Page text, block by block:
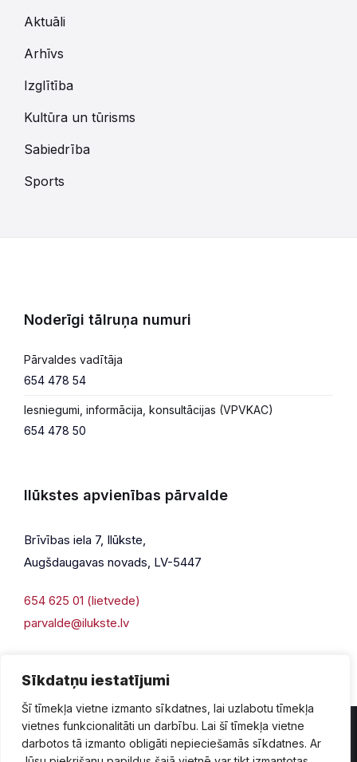
Sīkdatņu iestatījumi
Šī tīmekļa vietne izmanto sīkdatnes, lai uzlabotu tīmekļa
vietnes funkcionalitāti un darbību. Lai šī tīmekļa vietne
darbotos tā izmanto obligāti nepieciešamās sīkdatnes. Ar
Aktuāli
Arhīvs
Izglītība
Kultūra un tūrisms
Sabiedrība
Sports
Noderīgi tālruņa numuri
Pārvaldes vadītāja
654 478 54
Iesniegumi, informācija, konsultācijas (VPVKAC)
654 478 50
Ilūkstes apvienības pārvalde
Brīvības iela 7, Ilūkste,
Augšdaugavas novads, LV-5447
654 625 01 (lietvede)
parvalde@ilukste.lv